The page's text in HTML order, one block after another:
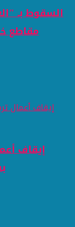
السقوط بـ
مقاطع
إيقاف